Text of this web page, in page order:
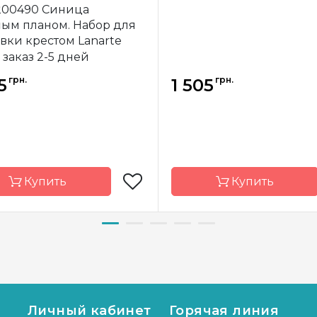
Синица
планом. Набор для
крестом Lanarte
2-5 дней
грн.
Купить
14x26 см
1 505 грн.
Купить
производитель
Размер
Личный кабинет Горячая линия